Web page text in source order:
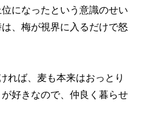
になったという意識のせい
、梅が視界に入るだけで怒
れば、麦も本来はおっとり
好きなので、仲良く暮らせ